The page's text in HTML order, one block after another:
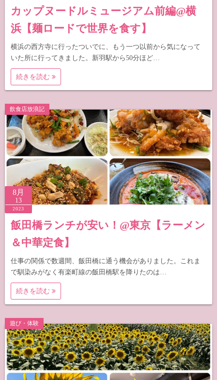
カップヌードルミュージアム前編@横
浜【麺ロードで世界を食す】
横浜の西方寺に行ったついでに、もう一つ以前から気になって
いた所に行ってきました。新羽駅から50分ほど…
続きを読む
飲食店放浪記
8月
13
2023
飯田橋ランチが安い！@東京【ラーメン
＆中華定食】
仕事の関係で数週間、飯田橋に通う機会がありました。これま
で馴染みがなく有楽町線の飯田橋駅を降りたのは…
続きを読む
遊び・体験